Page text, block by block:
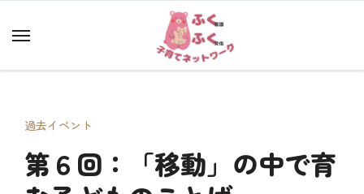
過去イベント
第６回：「移動」の中で育